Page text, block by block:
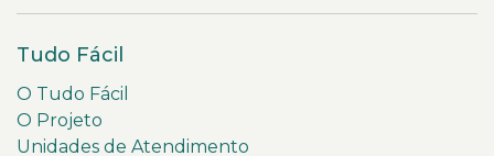
Tudo Fácil
O Tudo Fácil
O Projeto
Unidades de Atendimento